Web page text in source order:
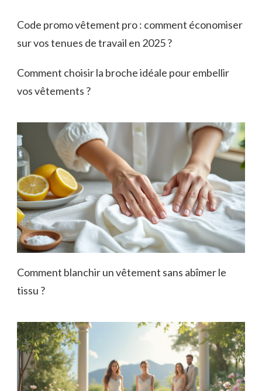
Code promo vêtement pro : comment économiser
sur vos tenues de travail en 2025 ?
Comment choisir la broche idéale pour embellir
vos vêtements ?
Comment blanchir un vêtement sans abîmer le
tissu ?